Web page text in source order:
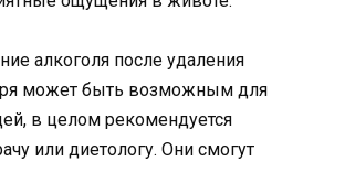
алкоголя после удаления
может быть возможным для
в целом рекомендуется
или диетологу. Они смогут